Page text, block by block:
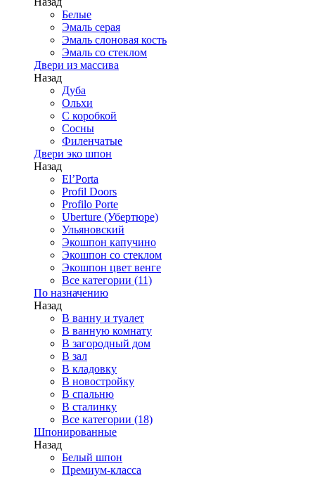
Белые
Эмаль серая
Эмаль слоновая кость
Эмаль со стеклом
Двери из массива
Назад
Дуба
Ольхи
С коробкой
Сосны
Филенчатые
Двери эко шпон
Назад
El’Porta
Profil Doors
Profilo Porte
Uberture (Убертюре)
Ульяновский
Экошпон капучино
Экошпон со стеклом
Экошпон цвет венге
Все категории (11)
По назначению
Назад
В ванну и туалет
В ванную комнату
В загородный дом
В зал
В кладовку
В новостройку
В спальню
В сталинку
Все категории (18)
Шпонированные
Назад
Белый шпон
Премиум-класса